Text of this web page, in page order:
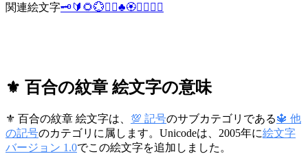
関連絵文字🗝️🔰 🌻💮🧞‍♂️♣️🏵️☮️ ⚛️ 🧞‍♀️
⚜️ 百合の紋章 絵文字の意味
⚜️ 百合の紋章 絵文字は、 💯 記号のサブカテゴリである🔱 他
の記号のカテゴリに属します。Unicodeは、2005年に絵文字
バージョン 1.0でこの絵文字を追加しました。